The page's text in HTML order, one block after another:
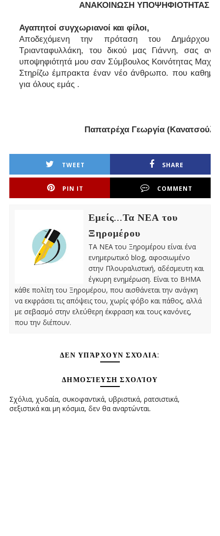
ΑΝΑΚΟΙΝΩΣΗ ΥΠΟΨΗΦΙΟΤΗΤΑΣ
Αγαπητοί συγχωριανοί και φίλοι,
Αποδεχόμενη την πρόταση του Δημάρχου
Τριανταφυλλάκη, του δικού μας Γιάννη, σας
υποψηφιότητά μου σαν Σύμβουλος Κοινότητας
Στηρίζω έμπρακτα έναν νέο άνθρωπο. που
για όλους εμάς .
Παπατρέχα Γεωργία
TWEET SHARE
PIN IT COMMENT
Εμείς...Τα ΝΕΑ του
Ξηρομέρου
ΤΑ ΝΕΑ του Ξηρομέρου είναι ένα
ενημερωτικό blog, αφοσιωμένο
στην Πλουραλιστική, αδέσμευτη και
έγκυρη ενημέρωση. Είναι το ΒΗΜΑ
κάθε πολίτη του Ξηρομέρου, που αισθάνεται την ανάγκη
να εκφράσει τις απόψεις του, χωρίς φόβο και πάθος, αλλά
με σεβασμό στην ελεύθερη έκφραση και τους κανόνες,
που την διέπουν.
ΔΕΝ ΥΠΆΡΧΟΥΝ ΣΧΌΛΙΑ:
ΔΗΜΟΣΊΕΥΣΗ ΣΧΟΛΊΟΥ
Σχόλια, χυδαία, συκοφαντικά, υβριστικά, ρατσιστικά,
σεξιστικά και μη κόσμια, δεν θα αναρτώνται.